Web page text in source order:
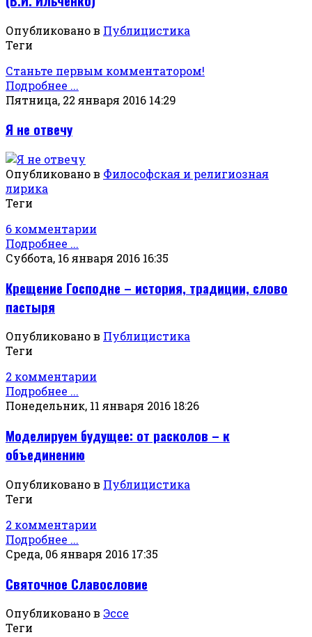
Опубликовано в Публицистика
Теги
Станьте первым комментатором!
Подробнее ...
Пятница, 22 января 2016 14:29
Я не отвечу
Опубликовано в Философская и религиозная
лирика
Теги
6 комментарии
Подробнее ...
Суббота, 16 января 2016 16:35
Крещение Господне – история, традиции, слово
пастыря
Опубликовано в Публицистика
Теги
2 комментарии
Подробнее ...
Понедельник, 11 января 2016 18:26
Моделируем будущее: от расколов – к
объединению
Опубликовано в Публицистика
Теги
2 комментарии
Подробнее ...
Среда, 06 января 2016 17:35
Святочное Славословие
Опубликовано в Эссе
Теги